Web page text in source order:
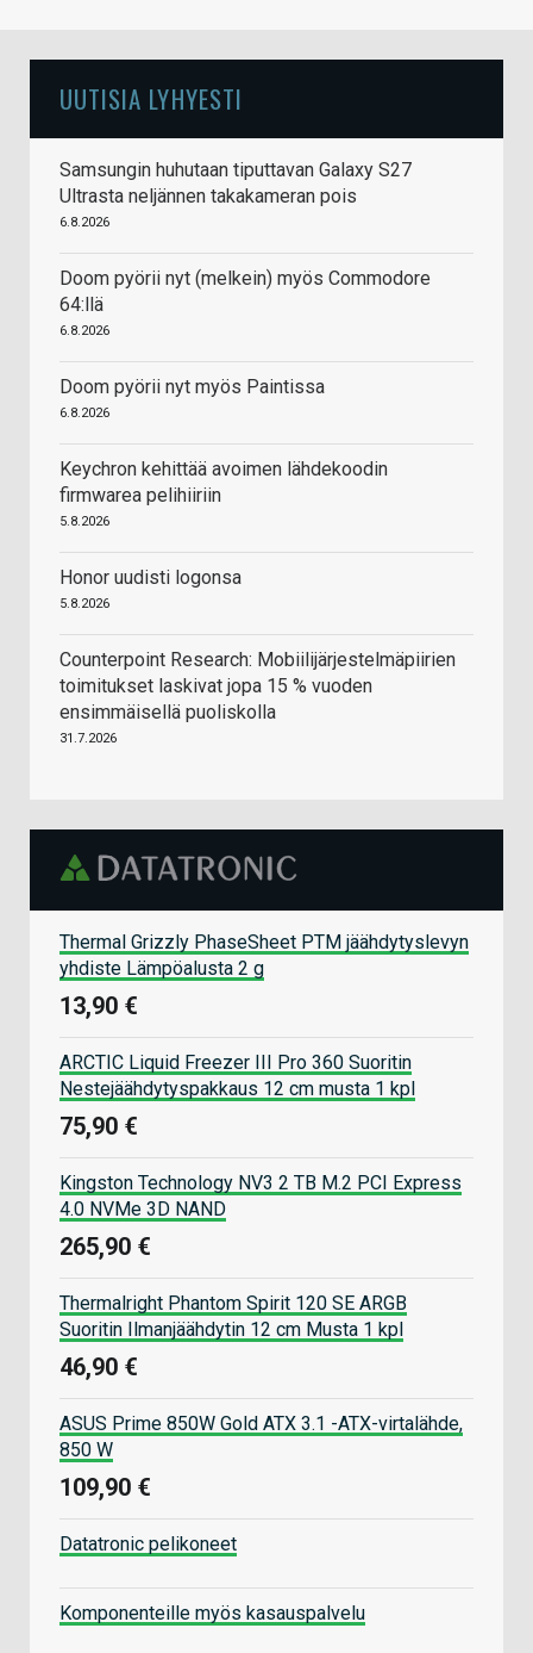
UUTISIA LYHYESTI
Samsungin huhutaan tiputtavan Galaxy S27
Ultrasta neljännen takakameran pois
6.8.2026
Doom pyörii nyt (melkein) myös Commodore
64:llä
6.8.2026
Doom pyörii nyt myös Paintissa
6.8.2026
Keychron kehittää avoimen lähdekoodin
firmwarea pelihiiriin
5.8.2026
Honor uudisti logonsa
5.8.2026
Counterpoint Research: Mobiilijärjestelmäpiirien
toimitukset laskivat jopa 15 % vuoden
ensimmäisellä puoliskolla
31.7.2026
Thermal Grizzly PhaseSheet PTM jäähdytyslevyn
yhdiste Lämpöalusta 2 g
13,90 €
ARCTIC Liquid Freezer III Pro 360 Suoritin
Nestejäähdytyspakkaus 12 cm musta 1 kpl
75,90 €
Kingston Technology NV3 2 TB M.2 PCI Express
4.0 NVMe 3D NAND
265,90 €
Thermalright Phantom Spirit 120 SE ARGB
Suoritin Ilmanjäähdytin 12 cm Musta 1 kpl
46,90 €
ASUS Prime 850W Gold ATX 3.1 -ATX-virtalähde,
850 W
109,90 €
Datatronic pelikoneet
Komponenteille myös kasauspalvelu